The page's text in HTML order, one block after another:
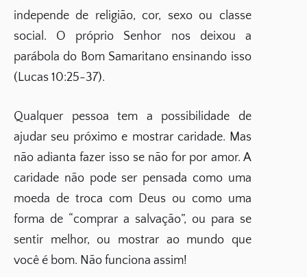
independe de religião, cor, sexo ou classe
social. O próprio Senhor nos deixou a
parábola do Bom Samaritano ensinando isso
(Lucas 10:25-37).
Qualquer pessoa tem a possibilidade de
ajudar seu próximo e mostrar caridade. Mas
não adianta fazer isso se não for por amor. A
caridade não pode ser pensada como uma
moeda de troca com Deus ou como uma
forma de “comprar a salvação”, ou para se
sentir melhor, ou mostrar ao mundo que
você é bom. Não funciona assim!